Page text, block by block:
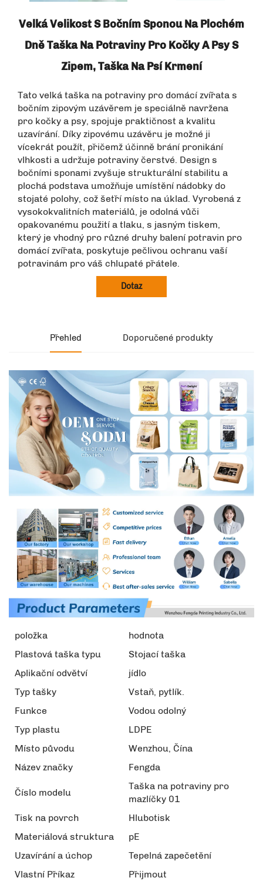
Velká Velikost S Bočním Sponou Na Plochém
Dně Taška Na Potraviny Pro Kočky A Psy S
Zipem, Taška Na Psí Krmení
Tato velká taška na potraviny pro domácí zvířata s
bočním zipovým uzávěrem je speciálně navržena
pro kočky a psy, spojuje praktičnost a kvalitu
uzavírání. Díky zipovému uzávěru je možné ji
vícekrát použít, přičemž účinně brání pronikání
vlhkosti a udržuje potraviny čerstvé. Design s
bočními sponami zvyšuje strukturální stabilitu a
plochá podstava umožňuje umístění nádobky do
stojaté polohy, což šetří místo na úklad. Vyrobená z
vysokokvalitních materiálů, je odolná vůči
opakovanému použití a tlaku, s jasným tiskem,
který je vhodný pro různé druhy balení potravin pro
domácí zvířata, poskytuje pečlivou ochranu vaší
potravinám pro váš chlupaté přátele.
Dotaz
Přehled Doporučené produkty
položka
hodnota
Plastová taška typu
Stojací taška
Aplikační odvětví
jídlo
Typ tašky
Vstaň, pytlík.
Funkce
Vodou odolný
Typ plastu
LDPE
Místo původu
Wenzhou, Čína
Název značky
Fengda
Číslo modelu
Taška na potraviny pro
mazlíčky 01
Tisk na povrch
Hlubotisk
Materiálová struktura
pE
Uzavírání a úchop
Tepelná zapečetění
Vlastní Příkaz
Přijmout